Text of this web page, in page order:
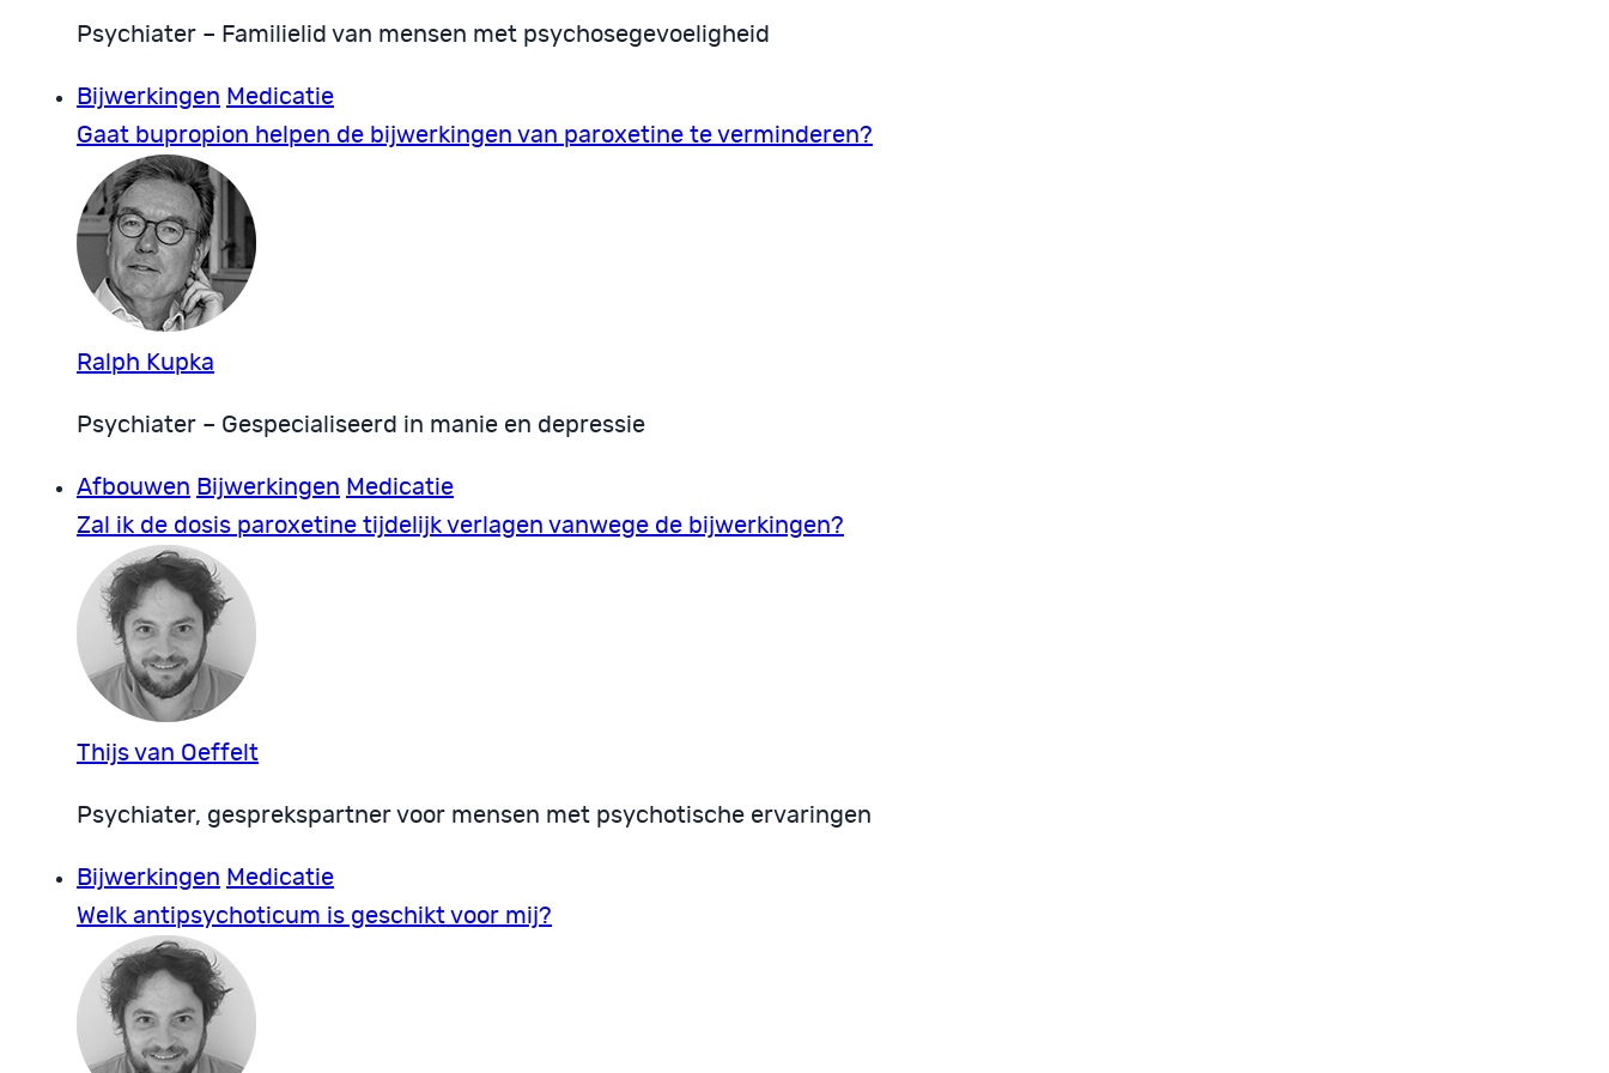
Psychiater – Familielid van mensen met psychosegevoeligheid
Bijwerkingen Medicatie
Gaat bupropion helpen de bijwerkingen van paroxetine te verminderen?
Ralph Kupka
Psychiater – Gespecialiseerd in manie en depressie
Afbouwen Bijwerkingen Medicatie
Zal ik de dosis paroxetine tijdelijk verlagen vanwege de bijwerkingen?
Thijs van Oeffelt
Psychiater, gesprekspartner voor mensen met psychotische ervaringen
Bijwerkingen Medicatie
Welk antipsychoticum is geschikt voor mij?